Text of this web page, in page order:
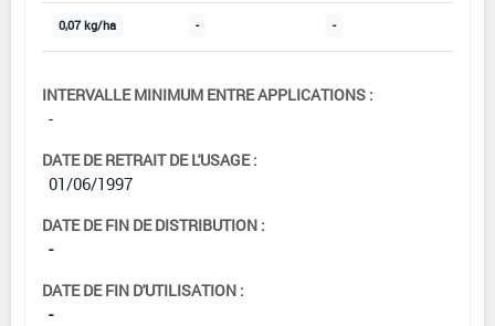
0,07 kg/ha - -
INTERVALLE MINIMUM ENTRE APPLICATIONS :
-
DATE DE RETRAIT DE L'USAGE :
01/06/1997
DATE DE FIN DE DISTRIBUTION :
-
DATE DE FIN D'UTILISATION :
-